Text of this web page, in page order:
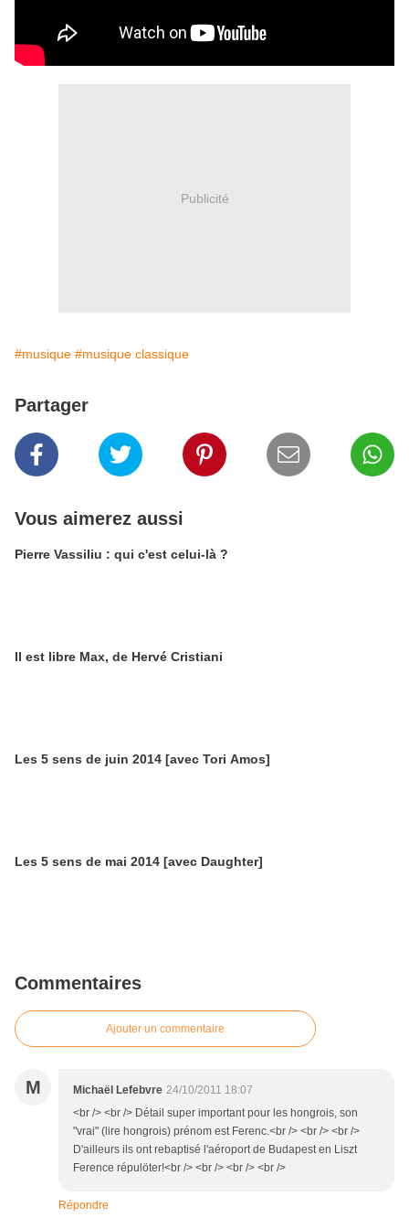
Publicité
#musique #musique classique
Partager
Vous aimerez aussi
Pierre Vassiliu : qui c'est celui-là ?
Il est libre Max, de Hervé Cristiani
Les 5 sens de juin 2014 [avec Tori Amos]
Les 5 sens de mai 2014 [avec Daughter]
Commentaires
Ajouter un commentaire
M Michaël Lefebvre 24/10/2011 18:07
<br /> <br /> Détail super important pour les hongrois, son
"vrai" (lire hongrois) prénom est Ferenc.<br /> <br /> <br />
D'ailleurs ils ont rebaptisé l'aéroport de Budapest en Liszt
Ference répulöter!<br /> <br /> <br /> <br />
Répondre